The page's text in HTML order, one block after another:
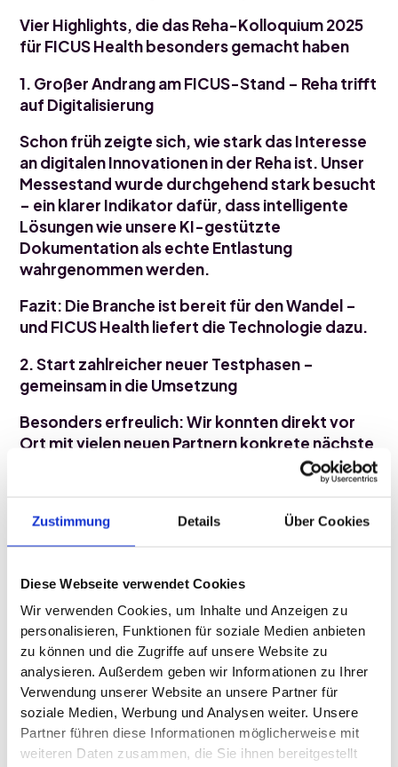
Zustimmung Details Über Cookies
Diese Webseite verwendet Cookies
Wir verwenden Cookies, um Inhalte und Anzeigen zu
personalisieren, Funktionen für soziale Medien anbieten
zu können und die Zugriffe auf unsere Website zu
analysieren. Außerdem geben wir Informationen zu Ihrer
Verwendung unserer Website an unsere Partner für
soziale Medien, Werbung und Analysen weiter. Unsere
Partner führen diese Informationen möglicherweise mit
weiteren Daten zusammen, die Sie ihnen bereitgestellt
Vier Highlights, die das Reha-Kolloquium 2025
für FICUS Health besonders gemacht haben
1. Großer Andrang am FICUS-Stand – Reha trifft
auf Digitalisierung
Schon früh zeigte sich, wie stark das Interesse
an digitalen Innovationen in der Reha ist. Unser
Messestand wurde durchgehend stark besucht
– ein klarer Indikator dafür, dass intelligente
Lösungen wie unsere KI-gestützte
Dokumentation als echte Entlastung
wahrgenommen werden.
Fazit: Die Branche ist bereit für den Wandel –
und FICUS Health liefert die Technologie dazu.
2. Start zahlreicher neuer Testphasen –
gemeinsam in die Umsetzung
Besonders erfreulich: Wir konnten direkt vor
Ort mit vielen neuen Partnern konkrete nächste
Schritte einleiten. Zahlreiche Pilotprojekte und
KI-Lösungen im Reha-Alltag.
Dokumentation den Alltag bestimmt.
3. Ein starkes Netzwerk – die Reha-Community
lebt Zusammenarbeit
Das Reha-Kolloquium war ein lebendiger
Austausch innerhalb einer engagierten
Fachcommunity. Der offene Dialog mit
Ärzt:innen, Therapeut:innen, IT-